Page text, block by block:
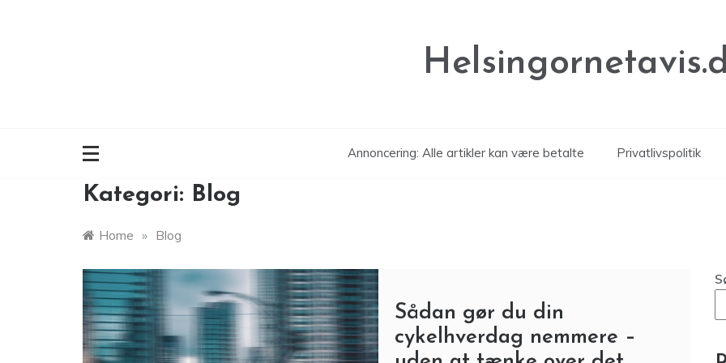
Annoncering: Alle artikler kan være betalte Privatlivspolitik
Kategori: Blog
Home » Blog
Sådan gør du din
cykelhverdag nemmere –